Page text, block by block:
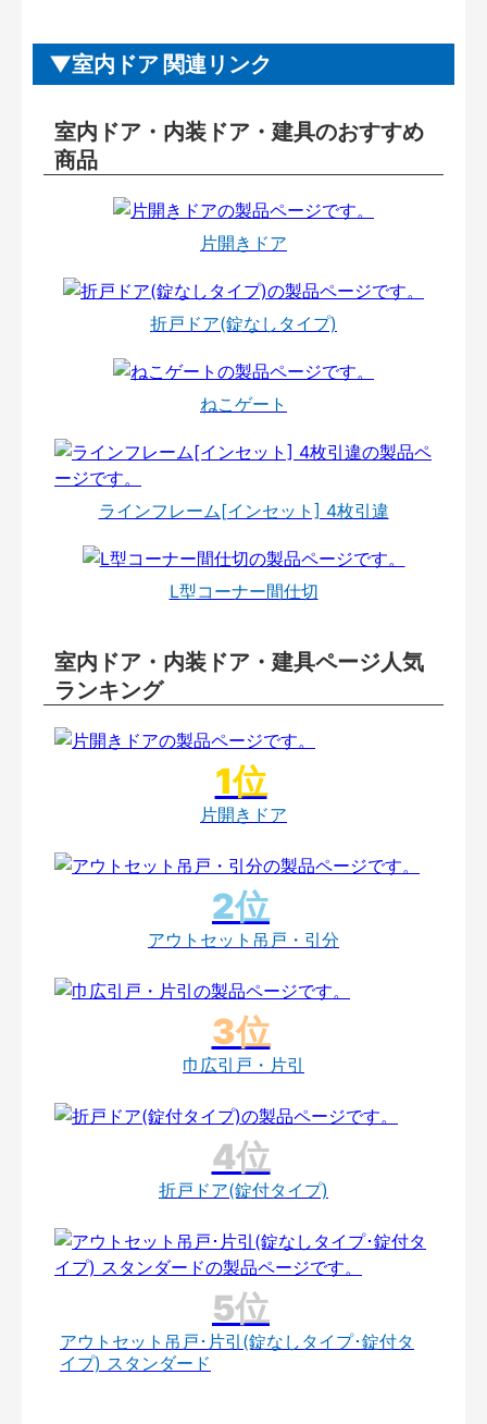
室内ドア 関連リンク
室内ドア・内装ドア・建具のおすすめ
商品
片開きドア
折戸ドア(錠なしタイプ)
ねこゲート
ラインフレーム[インセット] 4枚引違
L型コーナー間仕切
室内ドア・内装ドア・建具ページ人気
ランキング
片開きドア
アウトセット吊戸・引分
巾広引戸・片引
折戸ドア(錠付タイプ)
アウトセット吊戸･片引(錠なしタイプ･錠付タ
イプ) スタンダード